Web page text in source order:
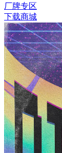
厂牌专区
下载商城